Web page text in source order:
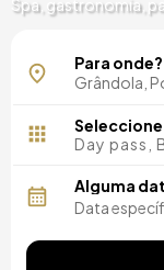
Spa, gastronomia,
Melides
Troia
Para onde?
Day pass,
Alguma